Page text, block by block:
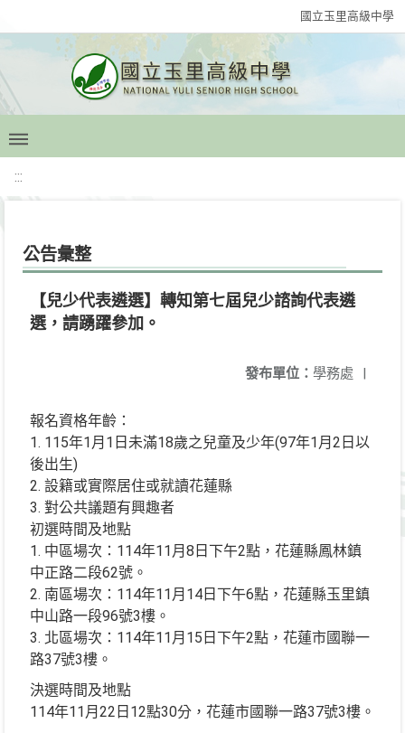
國立玉里高級中學
:::
公告彙整
【兒少代表遴選】轉知第七屆兒少諮詢代表遴
選，請踴躍參加。
發布單位： 學務處 |
報名資格年齡：
1. 115年1月1日未滿18歲之兒童及少年(97年1月2日以
後出生)
2. 設籍或實際居住或就讀花蓮縣
3. 對公共議題有興趣者
初選時間及地點
1. 中區場次：114年11月8日下午2點，花蓮縣鳳林鎮
中正路二段62號。
2. 南區場次：114年11月14日下午6點，花蓮縣玉里鎮
中山路一段96號3樓。
3. 北區場次：114年11月15日下午2點，花蓮市國聯一
路37號3樓。
決選時間及地點
114年11月22日12點30分，花蓮市國聯一路37號3樓。